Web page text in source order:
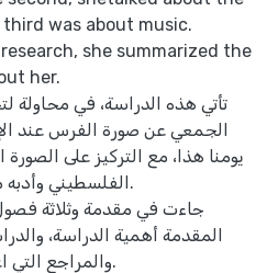
was about music.
she summarized the
her.
تأتي هذه الدراسة، في محاولة
الجمعي عن صورة الفرس عند
يومنا هذا، مع التركيز على
الفلسطيني
جاءت في مقدمة وثلاثة
المقدمة أهمية الدراسة،
والمراجع